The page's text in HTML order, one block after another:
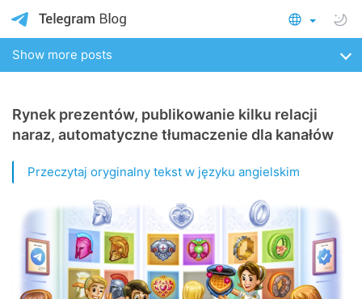
Show more posts
Rynek prezentów, publikowanie kilku relacji
naraz, automatyczne tłumaczenie dla kanałów
Przeczytaj oryginalny tekst w języku angielskim